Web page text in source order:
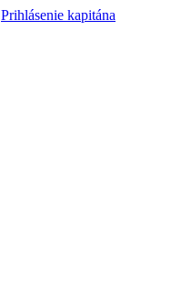
Prihlásenie kapitána